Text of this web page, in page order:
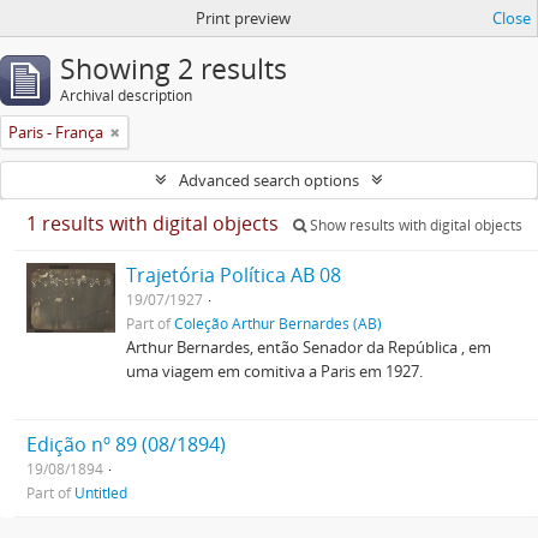
Print preview Close
Showing 2 results
Archival description
Paris - França
Advanced search options
1 results with digital objects Show results with digital objects
Trajetória Política AB 08
19/07/1927
Part ofColeção Arthur Bernardes (AB)
Arthur Bernardes, então Senador da República , em
uma viagem em comitiva a Paris em 1927.
Edição nº 89 (08/1894)
19/08/1894
Part ofUntitled